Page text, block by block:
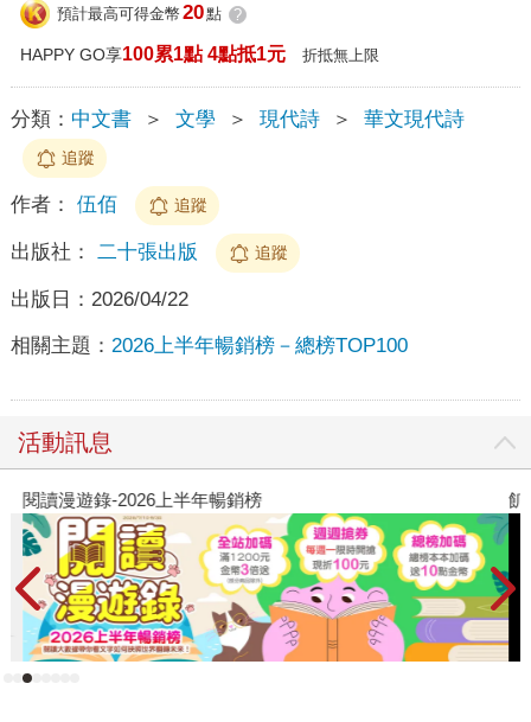
預計最高可得金幣 20點 ?
HAPPY GO享100累1點 4點抵1元 折抵無上限
分類： 中文書 ＞ 文學 ＞ 現代詩 ＞ 華文現代詩
追蹤
作者： 伍佰 追蹤
出版社： 二十張出版 追蹤
出版日： 2026/04/22
相關主題： 2026上半年暢銷榜－總榜TOP100
活動訊息
閱讀漫遊錄-2026上半年暢銷榜 飢